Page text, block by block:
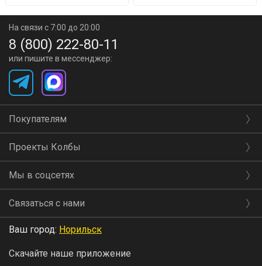
На связи с 7:00 до 20:00
8 (800) 222-80-11
или пишите в мессенджер:
Покупателям
Проекты Колбы
Мы в соцсетях
Связаться с нами
Ваш город: Норильск
Скачайте наше приложение